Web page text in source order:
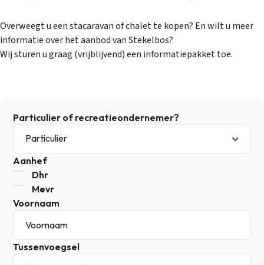
Overweegt u een stacaravan of chalet te kopen? En wilt u meer
informatie over het aanbod van Stekelbos?
Wij sturen u graag (vrijblijvend) een informatiepakket toe.
Particulier of recreatieondernemer?
Aanhef
Dhr
Mevr
Voornaam
Tussenvoegsel